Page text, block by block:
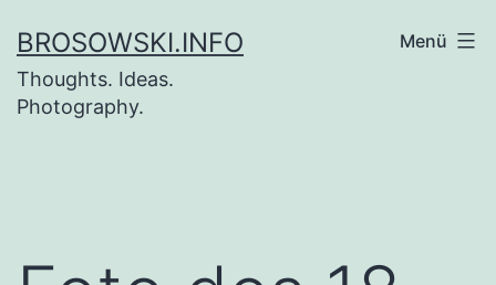
Inhalt
springen
BROSOWSKI.INFO
Thoughts. Ideas.
Photography.
Menü